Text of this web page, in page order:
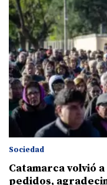
Sociedad
Catamarca volvió
pedidos,